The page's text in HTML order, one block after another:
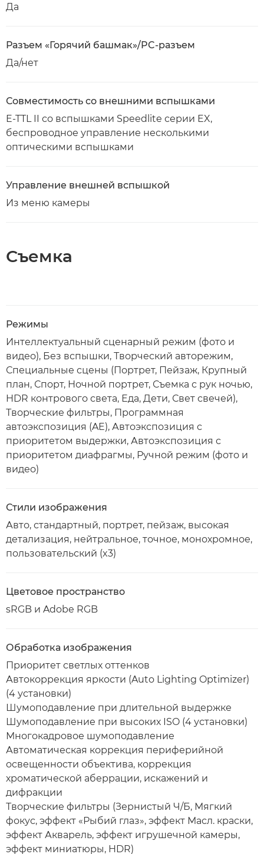
Да
Разъем «Горячий башмак»/PC-разъем
Да/нет
Совместимость со внешними вспышками
E-TTL II со вспышками Speedlite серии EX,
беспроводное управление несколькими
оптическими вспышками
Управление внешней вспышкой
Из меню камеры
Съемка
Режимы
Интеллектуальный сценарный режим (фото и
видео), Без вспышки, Творческий авторежим,
Специальные сцены (Портрет, Пейзаж, Крупный
план, Спорт, Ночной портрет, Съемка с рук ночью,
HDR контрового света, Еда, Дети, Свет свечей),
Творческие фильтры, Программная
автоэкспозиция (AE), Автоэкспозиция с
приоритетом выдержки, Автоэкспозиция с
приоритетом диафрагмы, Ручной режим (фото и
видео)
Стили изображения
Авто, стандартный, портрет, пейзаж, высокая
детализация, нейтральное, точное, монохромное,
пользовательский (x3)
Цветовое пространство
sRGB и Adobe RGB
Обработка изображения
Приоритет светлых оттенков
Автокоррекция яркости (Auto Lighting Optimizer)
(4 установки)
Шумоподавление при длительной выдержке
Шумоподавление при высоких ISO (4 установки)
Многокадровое шумоподавление
Автоматическая коррекция периферийной
освещенности объектива, коррекция
хроматической аберрации, искажений и
дифракции
Творческие фильтры (Зернистый Ч/Б, Мягкий
фокус, эффект «Рыбий глаз», эффект Масл. краски,
эффект Акварель, эффект игрушечной камеры,
эффект миниатюры, HDR)